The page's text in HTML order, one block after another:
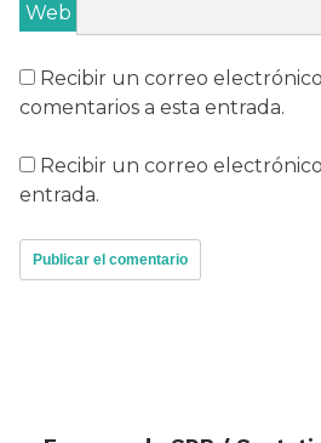
Web
Recibir un correo
comentarios a esta entrada.
Recibir un correo
entrada.